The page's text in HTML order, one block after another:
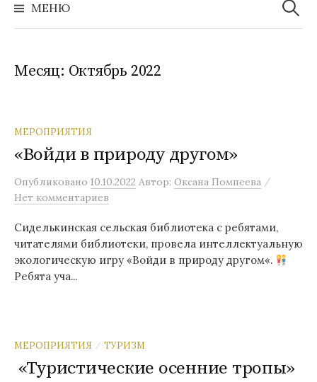
МЕНЮ
Месяц: Октябрь 2022
МЕРОПРИЯТИЯ
«Войди в природу другом»
Опубликовано 10.10.2022 Автор: Оксана Помпеева /
Нет комментариев
Сиделькинская сельская библиотека с ребятами,
читателями библиотеки, провела интеллектуальную
экологическую игру «Войди в природу другом«.
Ребята уча...
МЕРОПРИЯТИЯ / ТУРИЗМ
«Туристические осенние тропы»